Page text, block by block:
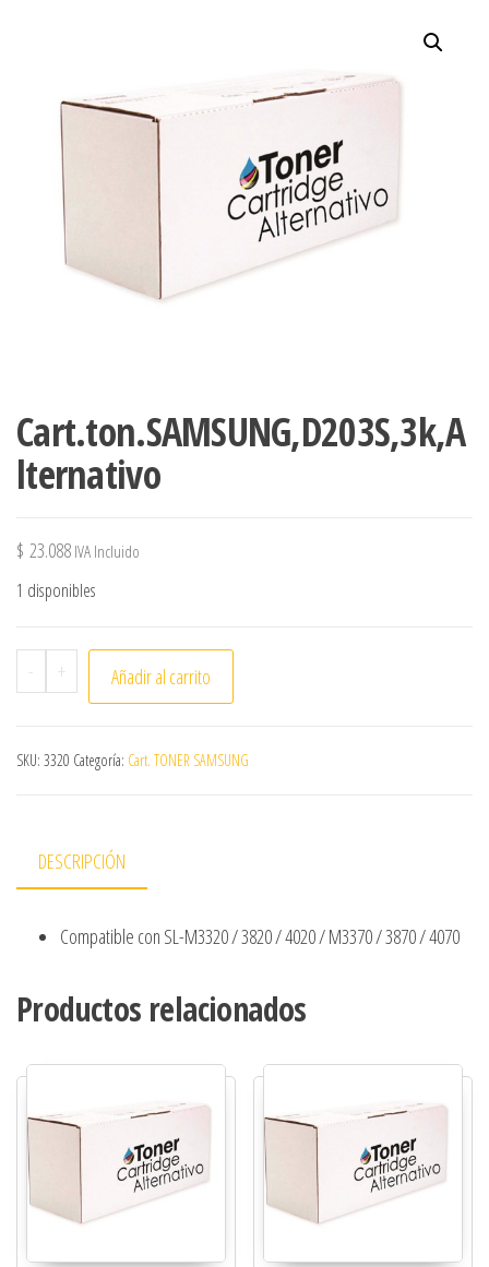
Cart.ton.SAMSUNG,D203S,3k,A
lternativo
$ 23.088 IVA Incluido
1 disponibles
- Cart.ton.SAMSUNG,D203S,3k,Alternativo cantidad
+ Añadir al carrito
SKU: 3320 Categoría: Cart. TONER SAMSUNG
DESCRIPCIÓN
Compatible con SL-M3320 / 3820 / 4020 / M3370 / 3870 / 4070
Productos relacionados